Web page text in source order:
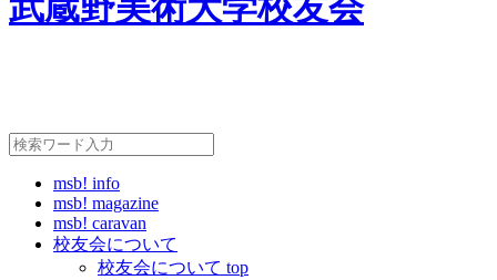
武蔵野美術大学校友会
msb! info
msb! magazine
msb! caravan
校友会について
校友会について top